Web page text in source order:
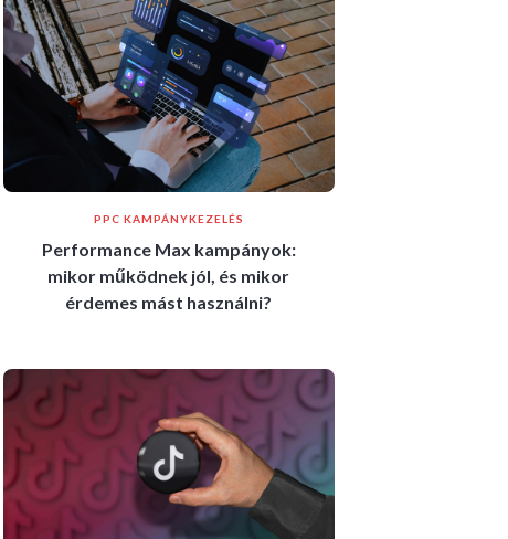
PPC KAMPÁNYKEZELÉS
Performance Max kampányok:
mikor működnek jól, és mikor
érdemes mást használni?